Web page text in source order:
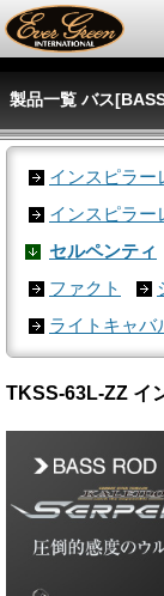
製品一覧 バス
インスピラー
インスピラー
セルペンティ
ファクト
ライトキャバ
TKSS-63L-ZZ イ